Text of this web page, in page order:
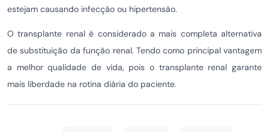
estejam causando infecção ou hipertensão.
O transplante renal é considerado a mais completa alternativa
de substituição da função renal. Tendo como principal vantagem
a melhor qualidade de vida, pois o transplante renal garante
mais liberdade na rotina diária do paciente.